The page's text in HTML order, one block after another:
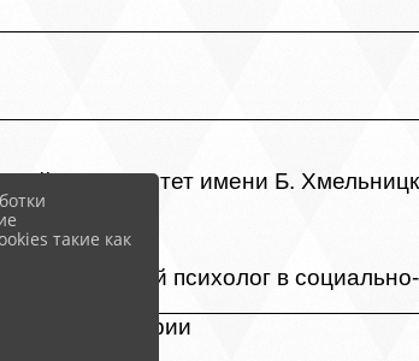
университет имени Б.
практикующий психолог в
категории
такие как